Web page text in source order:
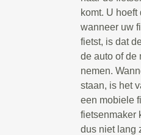
komt. U
wanneer uw
fietst, is dat
de auto of de
nemen.
staan, is het
een mobiele
fietsenmaker
dus niet lang